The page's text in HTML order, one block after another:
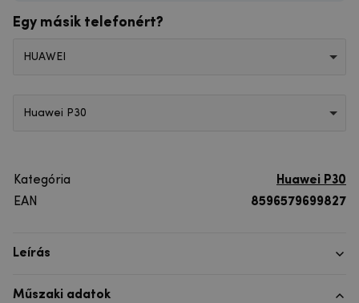
Egy másik telefonért?
HUAWEI
Huawei P30
Kategória
Huawei P30
EAN
8596579699827
Leírás
Műszaki adatok